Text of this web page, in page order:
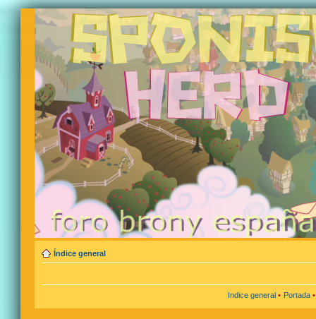
Índice general
Indice general • Portada